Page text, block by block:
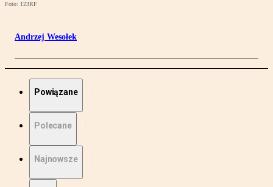
Foto: 123RF
Andrzej Wesołek
Powiązane
Polecane
Najnowsze